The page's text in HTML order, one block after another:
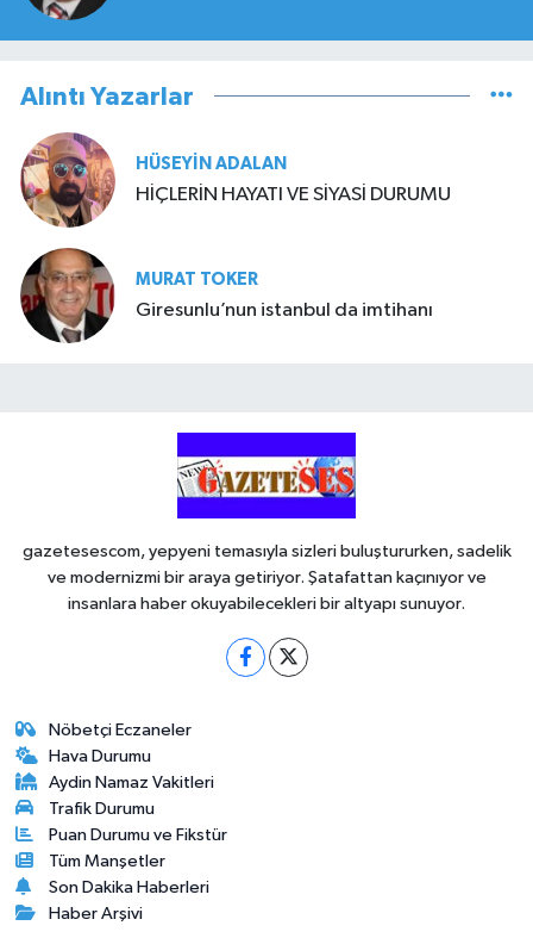
Alıntı Yazarlar
HÜSEYIN ADALAN
HİÇLERİN HAYATI VE SİYASİ DURUMU
MURAT TOKER
Giresunlu’nun istanbul da imtihanı
gazetesescom, yepyeni temasıyla sizleri buluştururken, sadelik
ve modernizmi bir araya getiriyor. Şatafattan kaçınıyor ve
insanlara haber okuyabilecekleri bir altyapı sunuyor.
Nöbetçi Eczaneler
Hava Durumu
Aydin Namaz Vakitleri
Trafik Durumu
Puan Durumu ve Fikstür
Tüm Manşetler
Son Dakika Haberleri
Haber Arşivi